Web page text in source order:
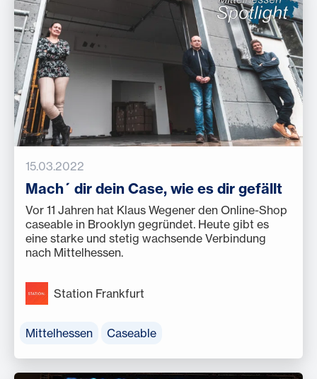
15.03.2022
Mach´ dir dein Case, wie es dir gefällt
Vor 11 Jahren hat Klaus Wegener den Online-Shop
caseable in Brooklyn gegründet. Heute gibt es
eine starke und stetig wachsende Verbindung
nach Mittelhessen.
Station Frankfurt
Mittelhessen Caseable